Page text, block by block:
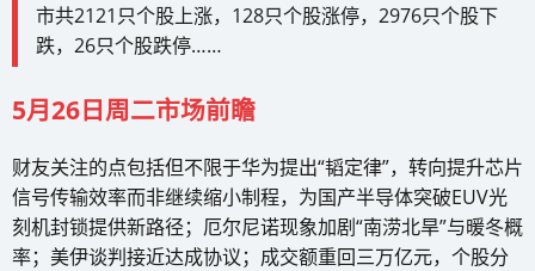
市共2121只个股上涨，128只个股涨停，2976只个股下
跌，26只个股跌停……
5月26日周二市场前瞻
财友关注的点包括但不限于华为提出“韬定律”，转向提升芯片
信号传输效率而非继续缩小制程，为国产半导体突破EUV光
刻机封锁提供新路径；厄尔尼诺现象加剧“南涝北旱”与暖冬概
率；美伊谈判接近达成协议；成交额重回三万亿元，个股分